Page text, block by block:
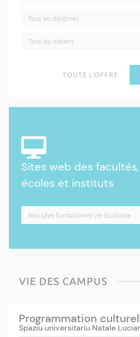
Sites web des facultés,
écoles et instituts
VIE DES CAMPUS
Programmation
Spaziu universitariu Natale